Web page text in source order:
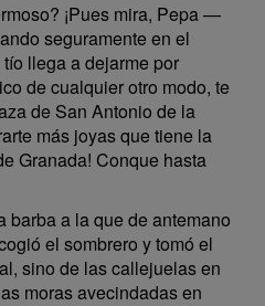
¡Pues mira, Pepa —
seguramente en el
llega a dejarme por
de cualquier otro modo, te
de San Antonio de la
más joyas que tiene la
Granada! Conque hasta
barba a la que de antemano
el sombrero y tomó el
sino de las callejuelas en
moras avecindadas en